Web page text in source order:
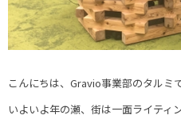
こんにちは、Gravio事業部のタルミで
いよいよ年の瀬、街は一面ライティ